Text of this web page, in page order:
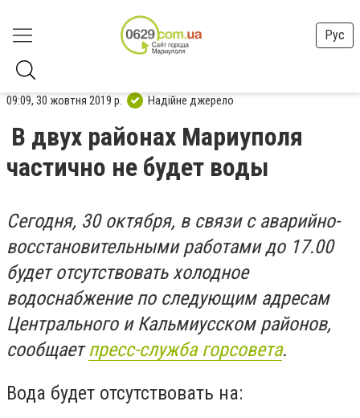
Рус
09:09, 30 жовтня 2019 р. Надійне джерело
В двух районах Мариуполя
частично не будет воды
Сегодня, 30 октября, в связи с аварийно-
восстановительными работами до 17.00
будет отсутствовать холодное
водоснабжение по следующим адресам
Центрального и Кальмиусском районов,
сообщаетпресс-служба горсовета.
Вода будет отсутствовать на: